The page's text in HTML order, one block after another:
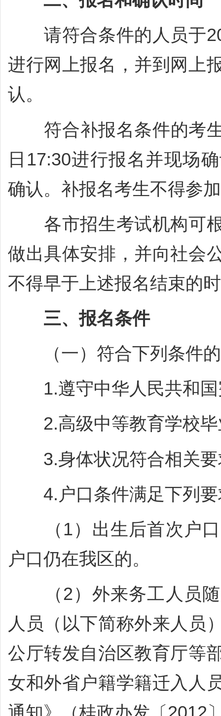
请符合条件的人员于
进行网上报名，并到网上
认。
符合补报名条件的考生
日17:30进行报名并现场
确认。补报名考生不得参
各市招生考试机构可根
做出具体安排，并向社会
不得早于上述报名结束的
三、报名条件
（一）符合下列条件的
1.遵守中华人民共和国
2.高级中等教育学校毕
3.身体状况符合相关要
4.户口条件满足下列要
（1）出生后首次户口
户口仍在我区的。
（2）外来务工人员随
人员（以下简称外来人员
公厅转发自治区教育厅等
女和外省户籍学籍迁入人